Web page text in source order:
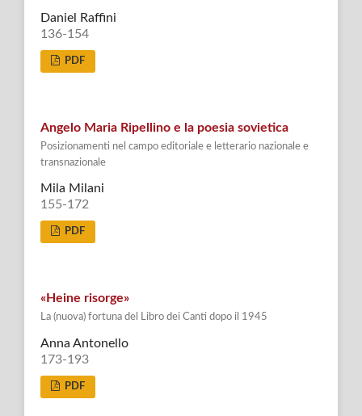
Daniel Raffini
136-154
PDF
Angelo Maria Ripellino e la poesia sovietica
Posizionamenti nel campo editoriale e letterario nazionale e
transnazionale
Mila Milani
155-172
PDF
«Heine risorge»
La (nuova) fortuna del Libro dei Canti dopo il 1945
Anna Antonello
173-193
PDF